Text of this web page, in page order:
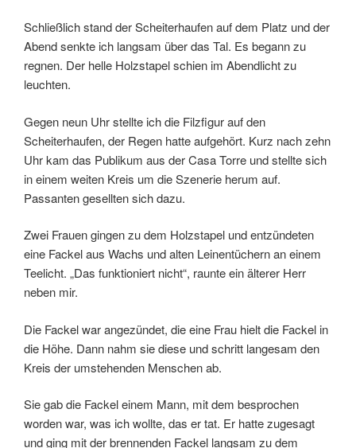
Schließlich stand der Scheiterhaufen auf dem Platz und der
Abend senkte ich langsam über das Tal. Es begann zu
regnen. Der helle Holzstapel schien im Abendlicht zu
leuchten.
Gegen neun Uhr stellte ich die Filzfigur auf den
Scheiterhaufen, der Regen hatte aufgehört. Kurz nach zehn
Uhr kam das Publikum aus der Casa Torre und stellte sich
in einem weiten Kreis um die Szenerie herum auf.
Passanten gesellten sich dazu.
Zwei Frauen gingen zu dem Holzstapel und entzündeten
eine Fackel aus Wachs und alten Leinentüchern an einem
Teelicht. „Das funktioniert nicht“, raunte ein älterer Herr
neben mir.
Die Fackel war angezündet, die eine Frau hielt die Fackel in
die Höhe. Dann nahm sie diese und schritt langesam den
Kreis der umstehenden Menschen ab.
Sie gab die Fackel einem Mann, mit dem besprochen
worden war, was ich wollte, das er tat. Er hatte zugesagt
und ging mit der brennenden Fackel langsam zu dem